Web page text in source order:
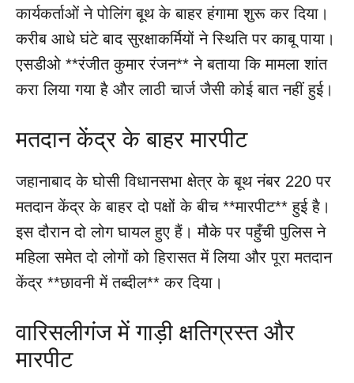
कार्यकर्ताओं ने पोलिंग बूथ के बाहर हंगामा शुरू कर दिया।
करीब आधे घंटे बाद सुरक्षाकर्मियों ने स्थिति पर काबू पाया।
एसडीओ **रंजीत कुमार रंजन** ने बताया कि मामला शांत
करा लिया गया है और लाठी चार्ज जैसी कोई बात नहीं हुई।
मतदान केंद्र के बाहर मारपीट
जहानाबाद के घोसी विधानसभा क्षेत्र के बूथ नंबर 220 पर
मतदान केंद्र के बाहर दो पक्षों के बीच **मारपीट** हुई है।
इस दौरान दो लोग घायल हुए हैं। मौके पर पहुँची पुलिस ने
महिला समेत दो लोगों को हिरासत में लिया और पूरा मतदान
केंद्र **छावनी में तब्दील** कर दिया।
वारिसलीगंज में गाड़ी क्षतिग्रस्त और
मारपीट